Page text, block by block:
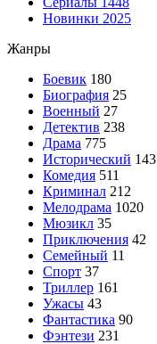
Новинки 2025
Жанры
Боевик 180
Биография 25
Военный 27
Детектив 238
Драма 775
Исторический 143
Комедия 511
Криминал 212
Мелодрама 1020
Мюзикл 35
Приключения 42
Семейный 11
Спорт 37
Триллер 161
Ужасы 43
Фантастика 90
Фэнтези 231